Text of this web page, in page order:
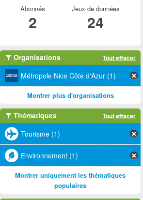
Abonnés
2
Jeux de données
24
Organisations Tout effacer
Métropole Nice Côte d'Azur (1)
Montrer plus d'organisations
Thématiques Tout effacer
Tourisme (1)
Environnement (1)
Montrer uniquement les thématiques
populaires